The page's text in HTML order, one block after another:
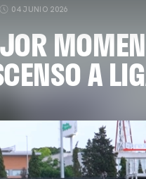
04 JUNIO 2026
A